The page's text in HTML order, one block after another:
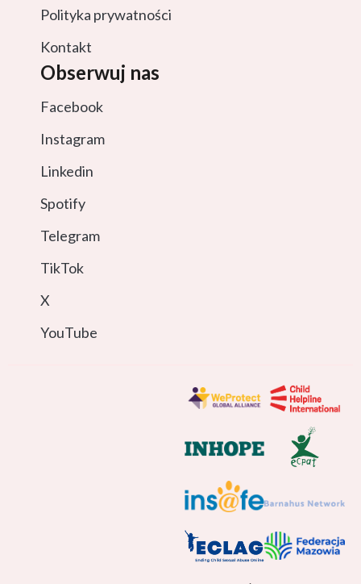
Polityka prywatności
Kontakt
Obserwuj nas
Facebook
Instagram
Linkedin
Spotify
Telegram
TikTok
X
YouTube